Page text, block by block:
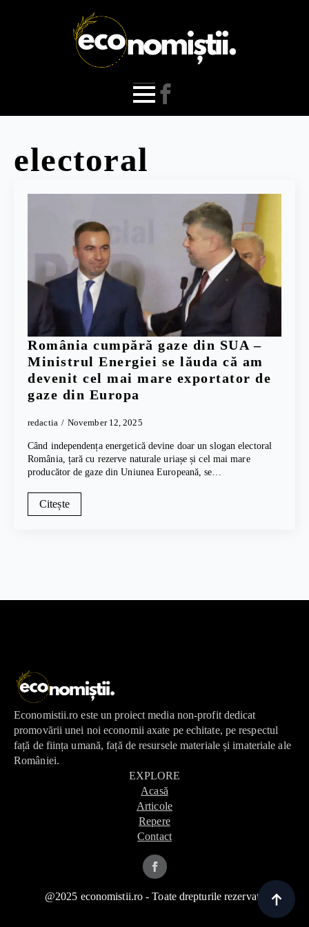
electoral
România cumpără gaze din SUA –
Ministrul Energiei se lăuda că am
devenit cel mai mare exportator de
gaze din Europa
redactia November 12, 2025
Când independența energetică devine doar un slogan electoral
România, țară cu rezerve naturale uriașe și cel mai mare
producător de gaze din Uniunea Europeană, se…
Citește
Economistii.ro este un proiect media non-profit dedicat
promovării unei noi economii axate pe echitate, pe respectul
față de ființa umană, față de resursele materiale și imateriale ale
României.
EXPLORE
Acasă
Articole
Repere
Contact
@2025 economistii.ro - Toate drepturile rezervate